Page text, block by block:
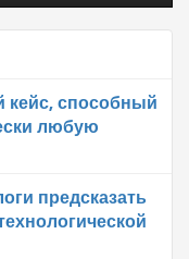
способный
любую
предсказать